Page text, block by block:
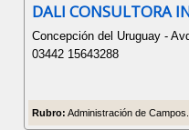
DALI CONSULTORA
Concepción del Uruguay -
03442 15643288
Rubro: Administración de Campos...